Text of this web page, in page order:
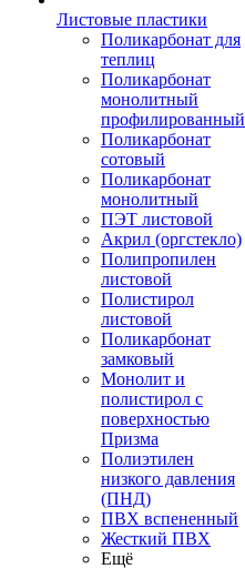
Листовые пластики
Поликарбонат для
теплиц
Поликарбонат
монолитный
профилированный
Поликарбонат
сотовый
Поликарбонат
монолитный
ПЭТ листовой
Акрил (оргстекло)
Полипропилен
листовой
Полистирол
листовой
Поликарбонат
замковый
Монолит и
полистирол с
поверхностью
Призма
Полиэтилен
низкого давления
(ПНД)
ПВХ вспененный
Жесткий ПВХ
Ещё